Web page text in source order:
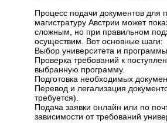
Процесс подачи документов для
магистратуру Австрии может
сложным, но при правильном
осуществим. Вот основные шаги:
Выбор университета и
Проверка требований к
выбранную программу.
Подготовка необходимых
Перевод и легализация
требуется).
Подача заявки онлайн или по
зависимости от требований